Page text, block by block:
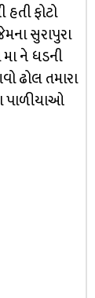
ફોટો
સુરાપુરા
ને ધડની
ઢોલ તમારા
પાળીયાઓ